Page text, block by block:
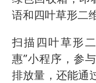
语和四叶草形二
扫描四叶草形
惠”小程序，参
排放量，还能通